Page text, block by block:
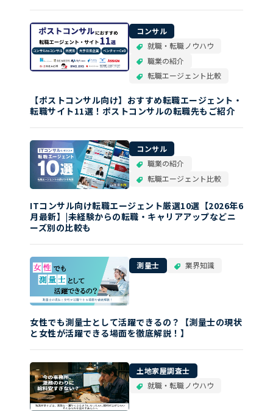
コンサル
就職・転職ノウハウ
職業の紹介
転職エージェント比較
【ポストコンサル向け】おすすめ転職エージェント・
転職サイト11選！ポストコンサルの転職先もご紹介
コンサル
職業の紹介
転職エージェント比較
ITコンサル向け転職エージェント厳選10選【2026年6
月最新】|未経験からの転職・キャリアアップなどニ
ーズ別の比較も
測量士 業界知識
女性でも測量士として活躍できるの？【測量士の現状
と女性が活躍できる場面を徹底解説！】
土地家屋調査士
就職・転職ノウハウ